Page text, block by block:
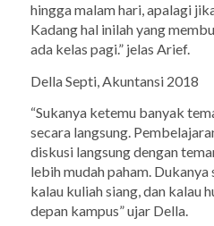
hingga malam hari, apalagi
Kadang hal inilah yang
ada kelas pagi.” jelas Arief.
Della Septi, Akuntansi 2018
“Sukanya ketemu banyak
secara langsung.
diskusi langsung dengan
lebih mudah paham.
kalau kuliah siang, dan kalau
depan kampus” ujar Della.